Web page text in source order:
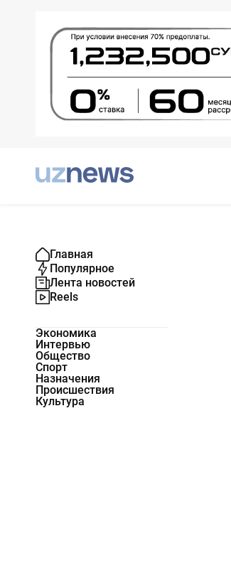
Главная
Популярное
Лента новостей
Reels
Экономика
Интервью
Общество
Спорт
Назначения
Происшествия
Культура